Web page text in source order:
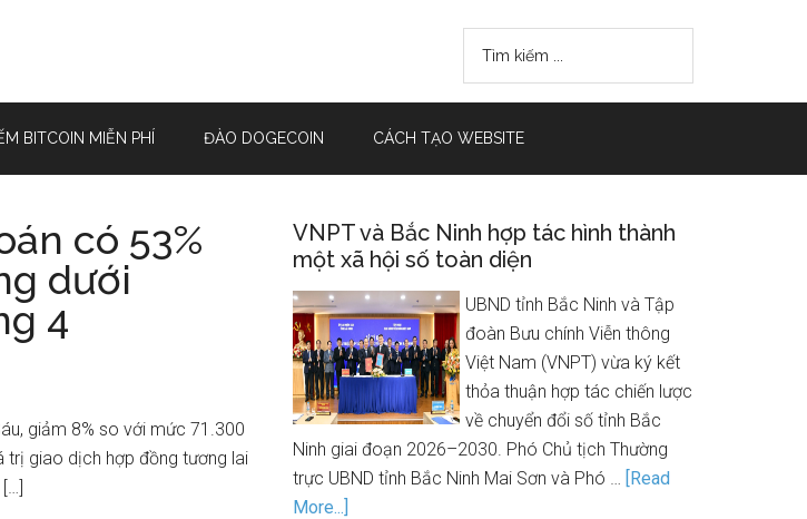
BITCOIN MIỄN PHÍ ĐÀO DOGECOIN CÁCH TẠO WEBSITE
có 53%
dưới
4
giảm 8% so với mức 71.300
trị giao dịch hợp đồng tương lai
VNPT và Bắc Ninh hợp tác hình thành
một xã hội số toàn diện
UBND tỉnh Bắc Ninh và Tập
đoàn Bưu chính Viễn thông
Việt Nam (VNPT) vừa ký kết
thỏa thuận hợp tác chiến lược
về chuyển đổi số tỉnh Bắc
Ninh giai đoạn 2026–2030. Phó Chủ tịch Thường
trực UBND tỉnh Bắc Ninh Mai Sơn và Phó … [Read
More...]